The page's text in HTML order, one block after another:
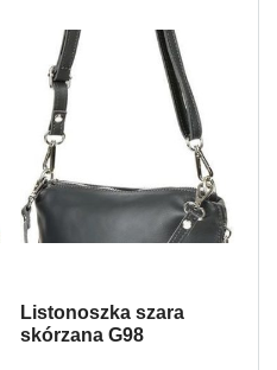
Listonoszka szara
skórzana G98